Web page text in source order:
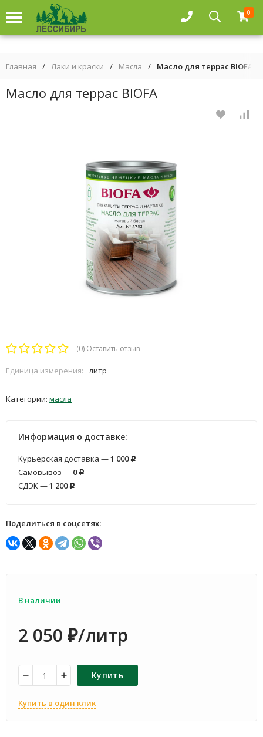
0
Главная / Лаки и краски / Масла / Масло для террас BIOFA
Масло для террас BIOFA
(0) Оставить отзыв
Единица измерения: литр
Категории: масла
Информация о доставке:
Курьерская доставка —1 000 Р
Самовывоз — 0 Р
СДЭК —1 200 Р
Поделиться в соцсетях:
В наличии
2 050 ₽/литр
Купить
Купить в один клик